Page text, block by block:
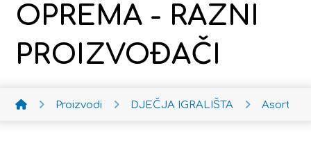
OPREMA - RAZNI
PROIZVOĐAČI
Proizvodi DJEČJA IGRALIŠTA